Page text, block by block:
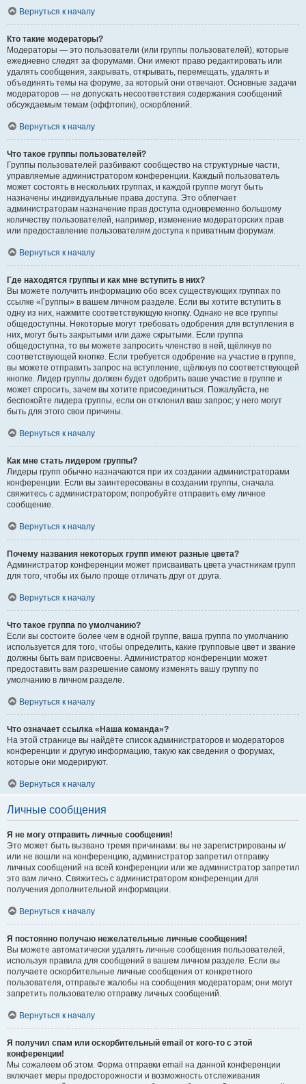
Вернуться к началу
Кто такие модераторы?
Модераторы — это пользователи (или группы пользователей), которые
ежедневно следят за форумами. Они имеют право редактировать или
удалять сообщения, закрывать, открывать, перемещать, удалять и
объединять темы на форуме, за который они отвечают. Основные задачи
модераторов — не допускать несоответствия содержания сообщений
обсуждаемым темам (оффтопик), оскорблений.
Вернуться к началу
Что такое группы пользователей?
Группы пользователей разбивают сообщество на структурные части,
управляемые администратором конференции. Каждый пользователь
может состоять в нескольких группах, и каждой группе могут быть
назначены индивидуальные права доступа. Это облегчает
администраторам назначение прав доступа одновременно большому
количеству пользователей, например, изменение модераторских прав
или предоставление пользователям доступа к приватным форумам.
Вернуться к началу
Где находятся группы и как мне вступить в них?
Вы можете получить информацию обо всех существующих группах по
ссылке «Группы» в вашем личном разделе. Если вы хотите вступить в
одну из них, нажмите соответствующую кнопку. Однако не все группы
общедоступны. Некоторые могут требовать одобрения для вступления в
них, могут быть закрытыми или даже скрытыми. Если группа
общедоступна, то вы можете запросить членство в ней, щёлкнув по
соответствующей кнопке. Если требуется одобрение на участие в группе,
вы можете отправить запрос на вступление, щёлкнув по соответствующей
кнопке. Лидер группы должен будет одобрить ваше участие в группе и
может спросить, зачем вы хотите присоединиться. Пожалуйста, не
беспокойте лидера группы, если он отклонил ваш запрос; у него могут
быть для этого свои причины.
Вернуться к началу
Как мне стать лидером группы?
Лидеры групп обычно назначаются при их создании администраторами
конференции. Если вы заинтересованы в создании группы, сначала
свяжитесь с администратором; попробуйте отправить ему личное
сообщение.
Вернуться к началу
Почему названия некоторых групп имеют разные цвета?
Администратор конференции может присваивать цвета участникам групп
для того, чтобы их было проще отличать друг от друга.
Вернуться к началу
Что такое группа по умолчанию?
Если вы состоите более чем в одной группе, ваша группа по умолчанию
используется для того, чтобы определить, какие групповые цвет и звание
должны быть вам присвоены. Администратор конференции может
предоставить вам разрешение самому изменять вашу группу по
умолчанию в личном разделе.
Вернуться к началу
Что означает ссылка «Наша команда»?
На этой странице вы найдёте список администраторов и модераторов
конференции и другую информацию, такую как сведения о форумах,
которые они модерируют.
Вернуться к началу
Личные сообщения
Я не могу отправить личные сообщения!
Это может быть вызвано тремя причинами: вы не зарегистрированы и/
или не вошли на конференцию, администратор запретил отправку
личных сообщений на всей конференции или же администратор запретил
это вам лично. Свяжитесь с администратором конференции для
получения дополнительной информации.
Вернуться к началу
Я постоянно получаю нежелательные личные сообщения!
Вы можете автоматически удалять личные сообщения пользователей,
используя правила для сообщений в вашем личном разделе. Если вы
получаете оскорбительные личные сообщения от конкретного
пользователя, отправьте жалобы на сообщения модераторам; они могут
запретить пользователю отправку личных сообщений.
Вернуться к началу
Я получил спам или оскорбительный email от кого-то с этой
конференции!
Мы сожалеем об этом. Форма отправки email на данной конференции
включает меры предосторожности и возможность отслеживания